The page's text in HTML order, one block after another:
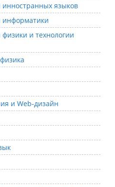
языков
информатики
и технологии
и Web-дизайн